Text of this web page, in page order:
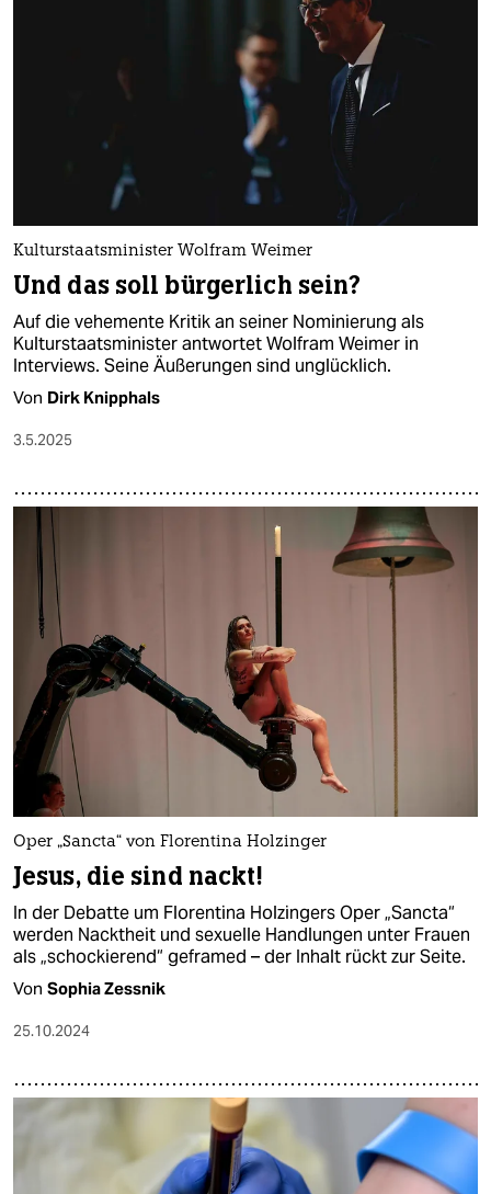
Kulturstaatsminister Wolfram Weimer
Und das soll bürgerlich sein?
Auf die vehemente Kritik an seiner Nominierung als
Kulturstaatsminister antwortet Wolfram Weimer in
Interviews. Seine Äußerungen sind unglücklich.
Von Dirk Knipphals
3.5.2025
Oper „Sancta“ von Florentina Holzinger
Jesus, die sind nackt!
In der Debatte um Florentina Holzingers Oper „Sancta“
werden Nacktheit und sexuelle Handlungen unter Frauen
als „schockierend“ geframed – der Inhalt rückt zur Seite.
Von Sophia Zessnik
25.10.2024